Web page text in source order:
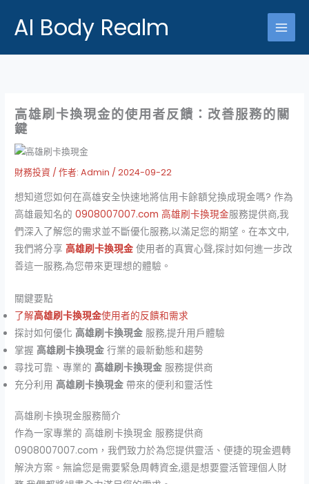
AI Body Realm
高雄刷卡換現金的使用者反饋：改善服務的關
鍵
財務投資 / 作者:Admin /2024-09-22
想知道您如何在高雄安全快速地將信用卡餘額兌換成現金嗎? 作為
高雄最知名的0908007007.com 高雄刷卡換現金服務提供商,我
們深入了解您的需求並不斷優化服務,以滿足您的期望。在本文中,
我們將分享高雄刷卡換現金 使用者的真實心聲,探討如何進一步改
善這一服務,為您帶來更理想的體驗。
關鍵要點
了解高雄刷卡換現金使用者的反饋和需求
探討如何優化高雄刷卡換現金 服務,提升用戶體驗
掌握高雄刷卡換現金 行業的最新動態和趨勢
尋找可靠、專業的高雄刷卡換現金 服務提供商
充分利用高雄刷卡換現金 帶來的便利和靈活性
高雄刷卡換現金服務簡介
作為一家專業的 高雄刷卡換現金 服務提供商
0908007007.com，我們致力於為您提供靈活、便捷的現金週轉
解決方案。無論您是需要緊急周轉資金,還是想要靈活管理個人財